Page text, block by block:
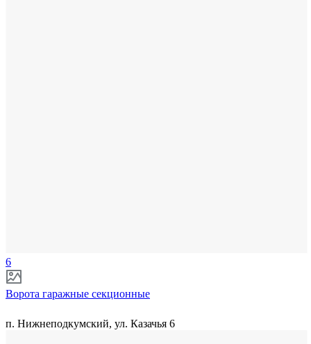
6
Ворота гаражные секционные
п. Нижнеподкумский, ул. Казачья 6